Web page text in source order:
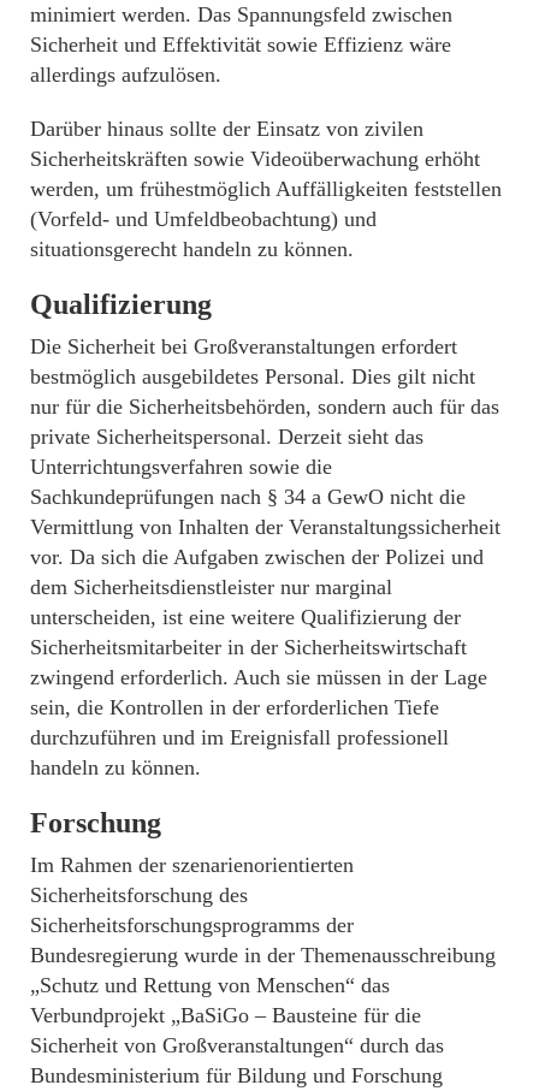
minimiert werden. Das Spannungsfeld zwischen
Sicherheit und Effektivität sowie Effizienz wäre
allerdings aufzulösen.
Darüber hinaus sollte der Einsatz von zivilen
Sicherheitskräften sowie Videoüberwachung erhöht
werden, um frühestmöglich Auffälligkeiten feststellen
(Vorfeld- und Umfeldbeobachtung) und
situationsgerecht handeln zu können.
Qualifizierung
Die Sicherheit bei Großveranstaltungen erfordert
bestmöglich ausgebildetes Personal. Dies gilt nicht
nur für die Sicherheitsbehörden, sondern auch für das
private Sicherheitspersonal. Derzeit sieht das
Unterrichtungsverfahren sowie die
Sachkundeprüfungen nach § 34 a GewO nicht die
Vermittlung von Inhalten der Veranstaltungssicherheit
vor. Da sich die Aufgaben zwischen der Polizei und
dem Sicherheitsdienstleister nur marginal
unterscheiden, ist eine weitere Qualifizierung der
Sicherheitsmitarbeiter in der Sicherheitswirtschaft
zwingend erforderlich. Auch sie müssen in der Lage
sein, die Kontrollen in der erforderlichen Tiefe
durchzuführen und im Ereignisfall professionell
handeln zu können.
Forschung
Im Rahmen der szenarienorientierten
Sicherheitsforschung des
Sicherheitsforschungsprogramms der
Bundesregierung wurde in der Themenausschreibung
„Schutz und Rettung von Menschen“ das
Verbundprojekt „BaSiGo – Bausteine für die
Sicherheit von Großveranstaltungen“ durch das
Bundesministerium für Bildung und Forschung